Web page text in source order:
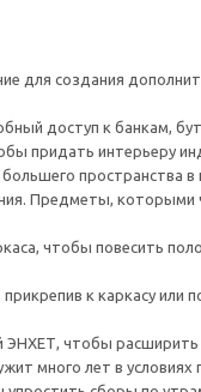
для создания
доступ к банкам,
придать интерьеру
пространства
Предметы,
чтобы повесить
к каркасу
ЭНХЕТ, чтобы
много лет в